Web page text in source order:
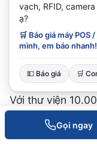
Gọi ngay
Chi phí
viện
Chi phí phụ
Với thư viện
an ninh, 1 đầu
phần mềm) dao
vạch, RFID,
ạ?
🛒 Báo giá máy
mình, em báo nhanh!
💵 Báo giá 🛒